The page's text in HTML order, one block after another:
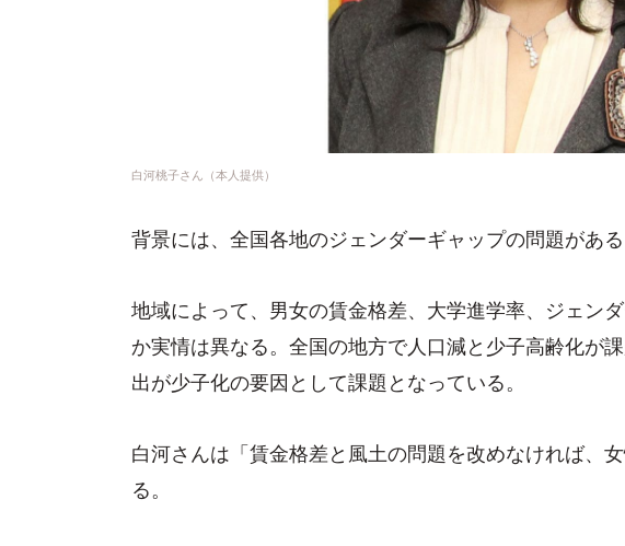
白河桃子さん（本人提供）
背景には、全国各地のジェンダーギャップの問題がある
地域によって、男女の賃金格差、大学進学率、ジェン
か実情は異なる。全国の地方で人口減と少子高齢化が
出が少子化の要因として課題となっている。
白河さんは「賃金格差と風土の問題を改めなければ、
る。